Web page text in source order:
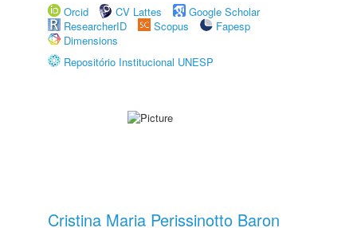
Orcid
CV Lattes
Google Scholar
ResearcherID
Scopus
Fapesp
Dimensions
Repositório Institucional UNESP
Cristina Maria Perissinotto Baron